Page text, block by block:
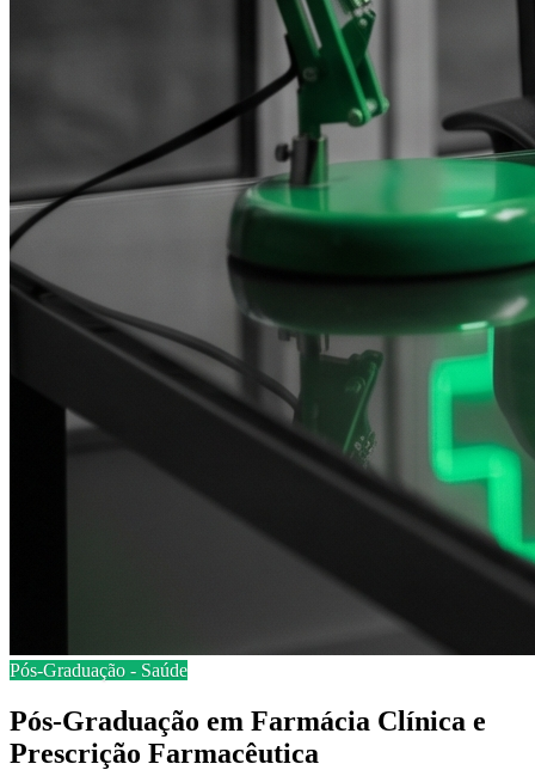
Pós-Graduação - Saúde
Pós-Graduação em Farmácia Clínica e
Prescrição Farmacêutica